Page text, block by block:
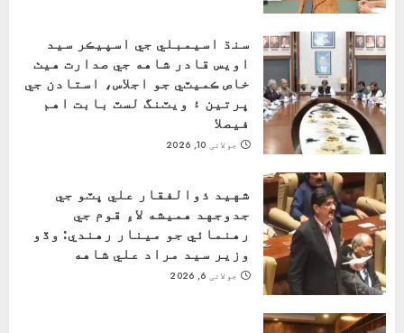
سنڌ اسيمبلي جي اسپيڪر سيد
اويس قادر شاهه جي صدارت هيٺ
خاص ڪميٽي جو اجلاس، استادن جي
ڀرتين ۽ ويٽنگ لسٽ بابت اهم
فيصلا
جولائی 10, 2026
شهيد ذوالفقار علي ڀٽو جي
جدوجهد هميشه لاءِ قوم جي
رهنمائي جو مينار رهندي: وڏو
وزير سيد مراد علي شاهه
جولائی 6, 2026